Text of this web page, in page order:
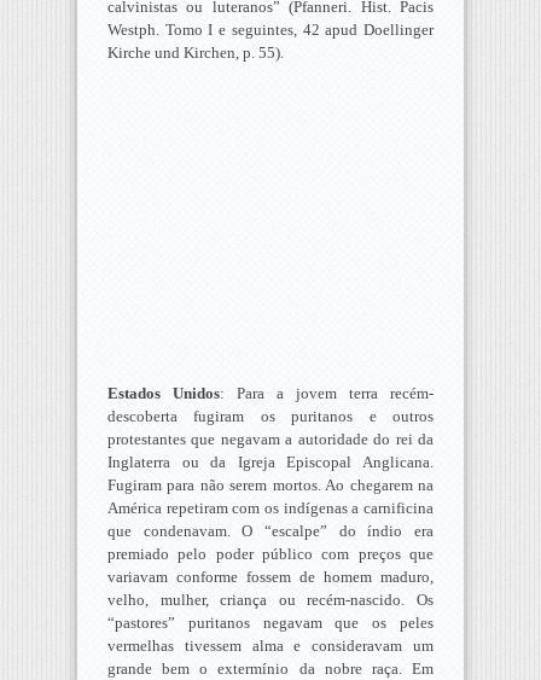
calvinistas ou luteranos” (Pfanneri. Hist. Pacis
Westph. Tomo I e seguintes, 42 apud Doellinger
Kirche und Kirchen, p. 55).
Estados Unidos: Para a jovem terra recém-
descoberta fugiram os puritanos e outros
protestantes que negavam a autoridade do rei da
Inglaterra ou da Igreja Episcopal Anglicana.
Fugiram para não serem mortos. Ao chegarem na
América repetiram com os indígenas a carnificina
que condenavam. O “escalpe” do índio era
premiado pelo poder público com preços que
variavam conforme fossem de homem maduro,
velho, mulher, criança ou recém-nascido. Os
“pastores” puritanos negavam que os peles
vermelhas tivessem alma e consideravam um
grande bem o extermínio da nobre raça. Em